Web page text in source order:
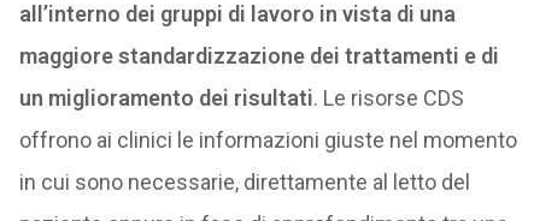
all’interno dei gruppi di lavoro in vista di una
maggiore standardizzazione dei trattamenti e di
un miglioramento dei risultati. Le risorse CDS
offrono ai clinici le informazioni giuste nel momento
in cui sono necessarie, direttamente al letto del